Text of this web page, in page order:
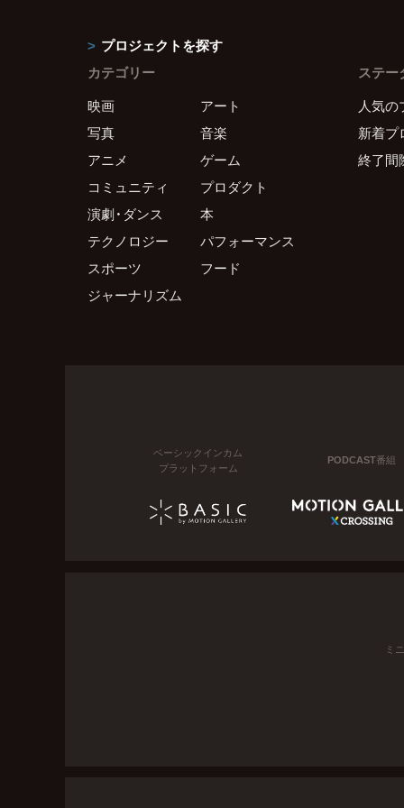
プロジェクトを探す
カテゴリー
映画
アート
写真
音楽
アニメ
ゲーム
コミュニティ
プロダクト
演劇・ダンス
本
テクノロジー
パフォーマンス
スポーツ
フード
ジャーナリズム
ステー
人気の
新着プ
終了間
ベーシックインカム
プラットフォーム
PODCAST番組
ミ